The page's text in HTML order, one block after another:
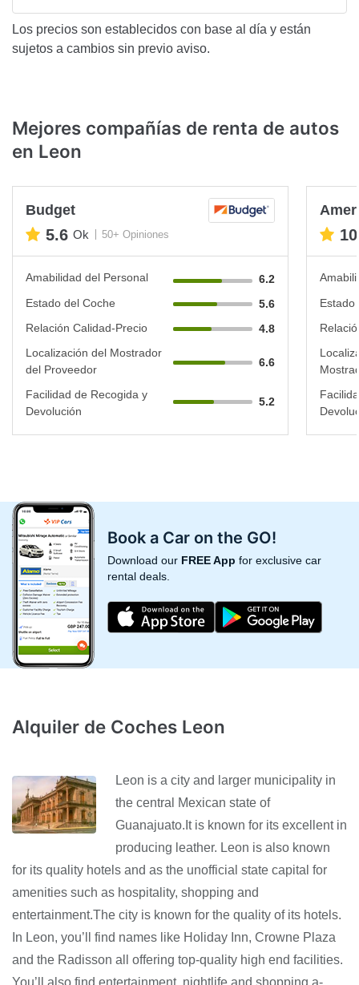
Los precios son establecidos con base al día y están
sujetos a cambios sin previo aviso.
Mejores compañías de renta de autos
en Leon
Budget
5.6 Ok 50+ Opiniones
Amabilidad del Personal
6.2
Estado del Coche
5.6
Relación Calidad-Precio
4.8
Localización del Mostrador
del Proveedor
6.6
Facilidad de Recogida y
Devolución
5.2
Estado
Book a Car on the GO!
Download our FREE App for exclusive car
rental deals.
Alquiler de Coches Leon
Leon is a city and larger municipality in
the central Mexican state of
Guanajuato.It is known for its excellent in
producing leather. Leon is also known
for its quality hotels and as the unofficial state capital for
amenities such as hospitality, shopping and
entertainment.The city is known for the quality of its hotels.
In Leon, you’ll find names like Holiday Inn, Crowne Plaza
and the Radisson all offering top-quality high end facilities.
You’ll also find entertainment, nightlife and shopping a-